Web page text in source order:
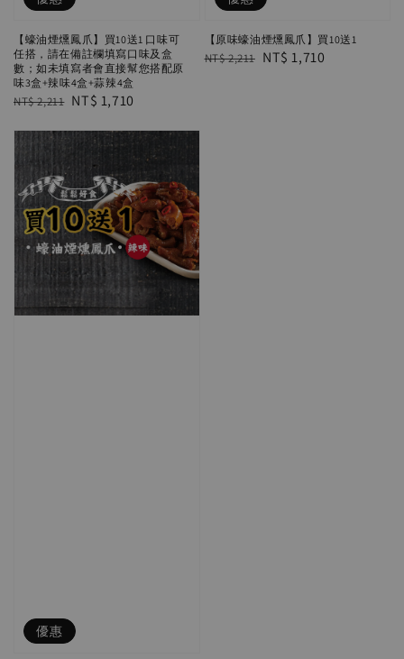
【蠔油煙燻鳳爪】買10送1 口味可
任搭，請在備註欄填寫口味及盒
數；如未填寫者會直接幫您搭配原
味3盒+辣味4盒+蒜辣4盒
Regular
NT$ 2,211 Sale
NT$ 1,710
【原味蠔油煙燻鳳爪】買10送1
Regular
NT$ 2,211 Sale
NT$ 1,710
優惠